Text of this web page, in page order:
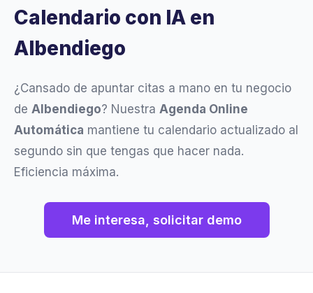
Calendario con IA en
Albendiego
¿Cansado de apuntar citas a mano en tu negocio
de Albendiego? Nuestra Agenda Online
Automática mantiene tu calendario actualizado al
segundo sin que tengas que hacer nada.
Eficiencia máxima.
Me interesa, solicitar demo